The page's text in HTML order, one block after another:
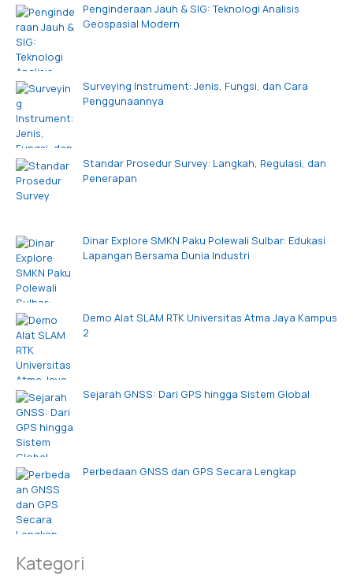
Penginderaan Jauh & SIG: Teknologi Analisis
Geospasial Modern
Surveying Instrument: Jenis, Fungsi, dan Cara
Penggunaannya
Standar Prosedur Survey: Langkah, Regulasi, dan
Penerapan
Dinar Explore SMKN Paku Polewali Sulbar: Edukasi
Lapangan Bersama Dunia Industri
Demo Alat SLAM RTK Universitas Atma Jaya Kampus
2
Sejarah GNSS: Dari GPS hingga Sistem Global
Perbedaan GNSS dan GPS Secara Lengkap
Kategori